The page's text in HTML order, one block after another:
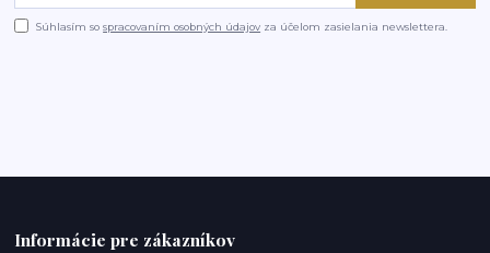
Súhlasím sospracovaním osobných údajov za účelom zasielania newslettera.
Informácie pre zákazníkov